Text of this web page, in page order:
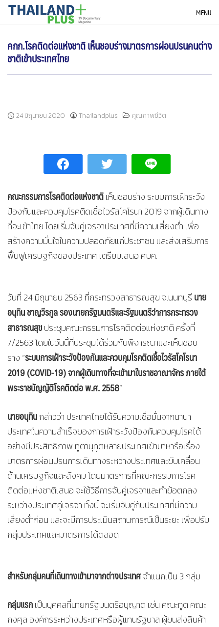
SkipTHAILANDPLUS NEWS MENU
คกก.โรคติดต่อแห่งชาติ เห็นชอบร่างมาตรการผ่อนปรนคนต่าง
ชาติเข้าประเทศไทย
24 มิถุนายน 2020 Thailandplus คุณภาพชีวิต
คณะกรรมการโรคติดต่อแห่งชาติเห็นชอบร่าง ระบบการเฝ้าระวัง
ป้องกันและควบคุมโรคติดเชื้อไวรัสโคโรนา 2019 จากผู้เดินทาง
ที่จะเข้าไทย โดยเริ่มจับคู่เจรจาประเทศที่มีความเสี่ยงต่ำ เพื่อ
สร้างความมั่นใจในความปลอดภัยแก่ประชาชน และส่งเสริมการ
ฟื้นฟูเศรษฐกิจของประเทศ เตรียมเสนอ ศบค.
วันที่ 24 มิถุนายน 2563 ที่กระทรวงสาธารณสุข จ.นนทบุรี นาย
อนุทิน ชาญวีรกูล รองนายกรัฐมนตรีและรัฐมนตรีว่าการกระทรวง
สาธารณสุขประชุมคณะกรรมการโรคติดต่อแห่งชาติ ครั้งที่
7/2563 โดยในวันนี้ที่ประชุมได้ร่วมกันพิจารณาและเห็นชอบ
ร่าง “ระบบการเฝ้าระวังป้องกันและควบคุมโรคติดเชื้อไวรัสโคโรนา
2019 (COVID-19) จากผู้เดินทางที่จะเข้ามาในราชอาณาจักร ภายใต้
พระราชบัญญัติโรคติดต่อ พ.ศ. 2558”
นายอนุทินกล่าวว่า ประเทศไทยได้รับความเชื่อมั่นจากนานา
ประเทศในความสำเร็จของการเฝ้าระวังป้องกันควบคุมโรคได้
อย่างมีประสิทธิภาพ ทูตานุทูตหลายประเทศเข้ามาหารือเรื่อง
มาตรการผ่อนปรนการเดินทางระหว่างประเทศและขับเคลื่อน
ด้านเศรษฐกิจและสังคม โดยมาตรการที่คณะกรรมการโรค
ติดต่อแห่งชาติเสนอ จะใช้วิธีการจับคู่เจรจาและทำข้อตกลง
ระหว่างประเทศคู่เจรจา ทั้งนี้ จะเริ่มจับคู่กับประเทศที่มีความ
เสี่ยงต่ำก่อน และจะมีการประเมินสถานการณ์เป็นระยะ เพื่อปรับ
กลุ่มประเทศและมาตรการได้ตลอด
สำหรับกลุ่มคนที่เดินทางเข้ามาจากต่างประเทศจำแนกเป็น 3 กลุ่ม
กลุ่มแรกเป็นบุคคลที่นายกรัฐมนตรีอนุญาต เช่น คณะทูต คณะ
กงศุล องค์กรระหว่างประเทศหรือผู้แทนรัฐบาล ผู้ขนส่งสินค้า